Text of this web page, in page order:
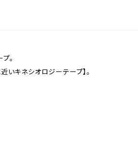
。
いキネシオロジーテープ】。